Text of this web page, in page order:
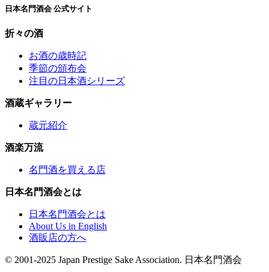
日本名門酒会 公式サイト
折々の酒
お酒の歳時記
季節の頒布会
注目の日本酒シリーズ
酒蔵ギャラリー
蔵元紹介
酒楽万流
名門酒を買える店
日本名門酒会とは
日本名門酒会とは
About Us in English
酒販店の方へ
© 2001-2025 Japan Prestige Sake Association. 日本名門酒会